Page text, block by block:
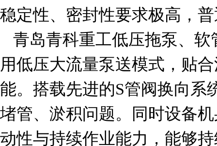
稳定性、密封性要求极高，
青岛青科重工低压拖泵、软
用低压大流量泵送模式，贴
能。搭载先进的S管阀换向系
堵管、淤积问题。同时设备
动性与持续作业能力，能够